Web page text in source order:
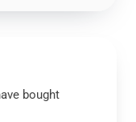
bought